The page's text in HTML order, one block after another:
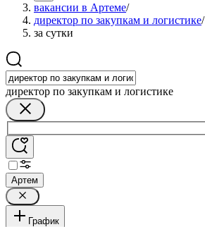
вакансии в Артеме/
директор по закупкам и логистике/
за сутки
директор по закупкам и логистике
Артем
График